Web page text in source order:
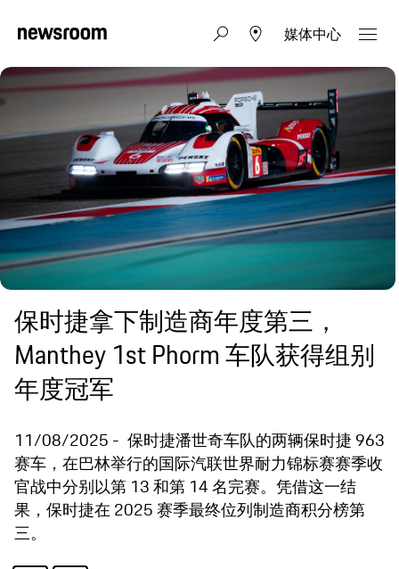
媒体中心
保时捷拿下制造商年度第三，
Manthey 1st Phorm 车队获得组别
年度冠军
11/08/2025
保时捷潘世奇车队的两辆保时捷 963
赛车，在巴林举行的国际汽联世界耐力锦标赛赛季收
官战中分别以第 13 和第 14 名完赛。凭借这一结
果，保时捷在 2025 赛季最终位列制造商积分榜第
三。